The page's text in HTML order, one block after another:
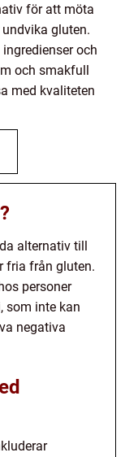
för att möta
gluten.
och
och smakfull
med kvaliteten
alternativ till
fria från gluten.
personer
som inte kan
negativa